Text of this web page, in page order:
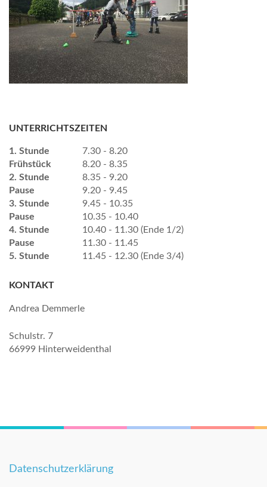
UNTERRICHTSZEITEN
1. Stunde
7.30 - 8.20
Frühstück
8.20 - 8.35
2. Stunde
8.35 - 9.20
Pause
9.20 - 9.45
3. Stunde
9.45 - 10.35
Pause
10.35 - 10.40
4. Stunde
10.40 - 11.30 (Ende 1/2)
Pause
11.30 - 11.45
5. Stunde
11.45 - 12.30 (Ende 3/4)
KONTAKT
Andrea Demmerle
Schulstr. 7
66999 Hinterweidenthal
Datenschutzerklärung